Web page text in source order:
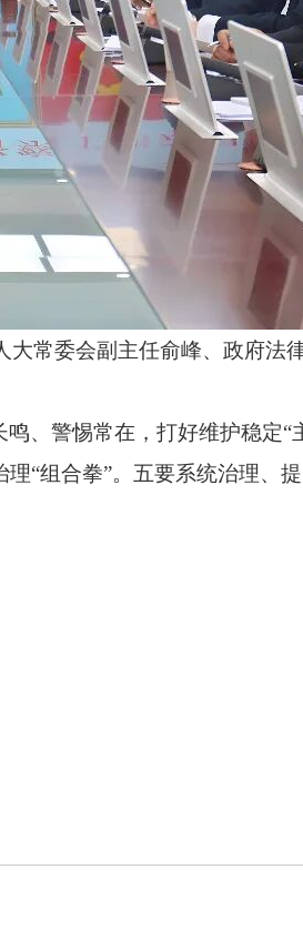
常委会副主任俞峰、政府法
、警惕常在，打好维护稳定“
“组合拳”。五要系统治理、